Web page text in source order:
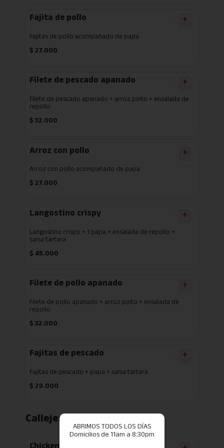
Fajita de pollo +
Fajitas de pollo acompañado de papa
$ 27.000
Filete de pescado apanado +
Filete de pescado apanado + arroz pinto + ensalada de
repollo
$32.000
Arroz con pollo +
Arroz con pollo acompañado de papa
$ 27.000
Langostino crispy +
Langostino crispy + 1 papa + ensalada de repollo +
salsa tártara
$ 45.000
Filete de pollo apanado +
Filete de pollo apanado + arroz pinto + ensalada de
repollo
$32.000
Fajitas de pescado +
Fajitas de pescado + papa + salsa tártara
$ 29.000
Callejero ABRIMOS TODOS LOS DÍAS
Domicilios de 11am a 8:30pm